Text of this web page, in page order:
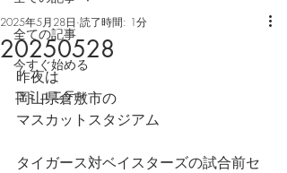
全ての記事
今すぐ始める
コミュニティ
20250528
2025年5月28日 読了時間: 1分
昨夜は
岡山県倉敷市の
マスカットスタジアム
タイガース対ベイスターズの試合前セ